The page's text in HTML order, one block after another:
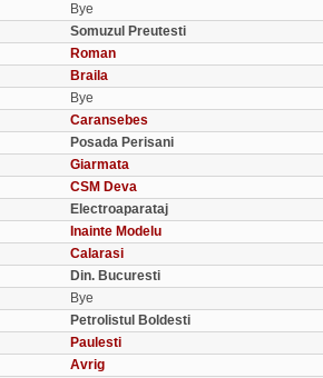
Bye
Somuzul Preutesti
Roman
Braila
Bye
Caransebes
Posada Perisani
Giarmata
CSM Deva
Electroaparataj
Inainte Modelu
Calarasi
Din. Bucuresti
Bye
Petrolistul Boldesti
Paulesti
Avrig